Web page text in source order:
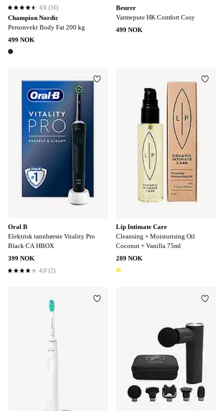
Champion Nordic
Personvekt Body Fat 200 kg
499 NOK
1 farge
4,6 basert på 16 karaktergivninger
4,6 (16)
Beurer
Varmepute HK Comfort Cosy
499 NOK
Oral B
Elektrisk tannbørste Vitality Pro
Black CA HBOX
399 NOK
4,0 basert på 2 karaktergivninger
4,0 (2)
Legg til favoritter
Lip Intimate Care
Cleansing + Moisturising Oil
Coconut + Vanilla 75ml
289 NOK
1 farge
Legg til favoritter